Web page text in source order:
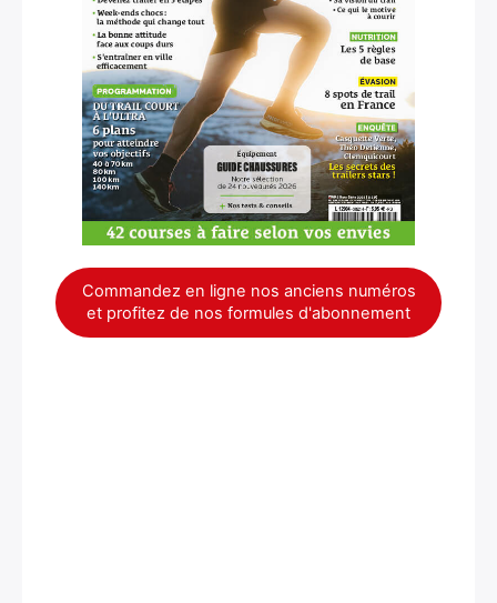
Commandez en ligne nos anciens numéros
et profitez de nos formules d'abonnement